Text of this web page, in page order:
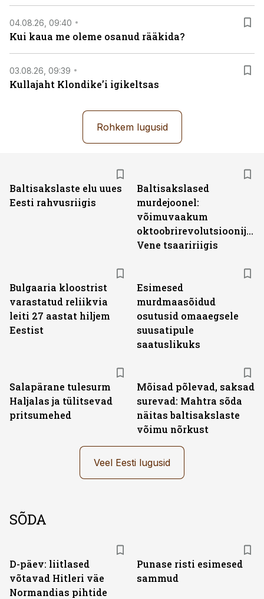
04.08.26, 09:40
Kui kaua me oleme osanud rääkida?
03.08.26, 09:39
Kullajaht Klondike’i igikeltsas
Rohkem lugusid
Baltisakslaste elu uues
Eesti rahvusriigis
Baltisakslased
murdejoonel:
võimuvaakum
Vene tsaaririigis
Bulgaaria kloostrist
varastatud reliikvia
leiti 27 aastat hiljem
Eestist
Esimesed
murdmaasõidud
osutusid omaaegsele
suusatipule
saatuslikuks
Salapärane tulesurm
Haljalas ja tülitsevad
pritsumehed
Mõisad põlevad, saksad
surevad: Mahtra sõda
näitas baltisakslaste
võimu nõrkust
Veel Eesti lugusid
SÕDA
D-päev: liitlased
võtavad Hitleri väe
Normandias pihtide
Punase risti esimesed
sammud